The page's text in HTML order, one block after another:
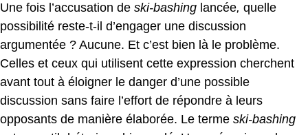
Une fois l’accusation de ski-bashing lancée, quelle
possibilité reste-t-il d’engager une discussion
argumentée ? Aucune. Et c’est bien là le problème.
Celles et ceux qui utilisent cette expression cherchent
avant tout à éloigner le danger d’une possible
discussion sans faire l’effort de répondre à leurs
opposants de manière élaborée. Le terme ski-bashing